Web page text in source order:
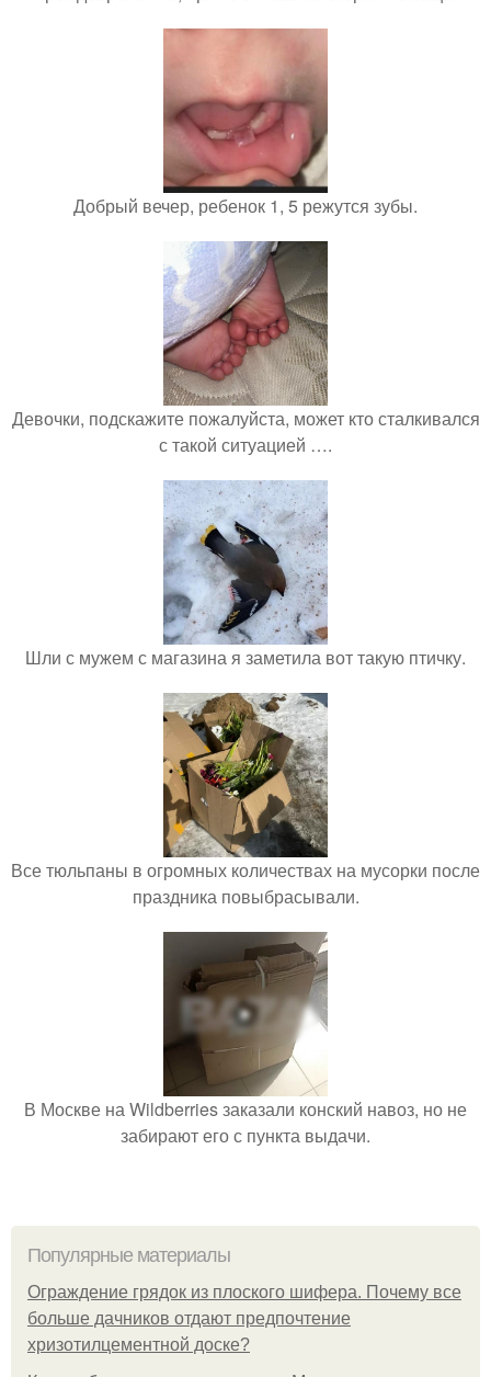
Добрый вечер, ребенок 1, 5 режутся зубы.
Девочки, подскажите пожалуйста, может кто сталкивался
с такой ситуацией ….
Шли с мужем с магазина я заметила вот такую птичку.
Все тюльпаны в огромных количествах на мусорки после
праздника повыбрасывали.
В Москве на Wildberries заказали конский навоз, но не
забирают его с пункта выдачи.
Популярные материалы
Ограждение грядок из плоского шифера. Почему все
больше дачников отдают предпочтение
хризотилцементной доске?